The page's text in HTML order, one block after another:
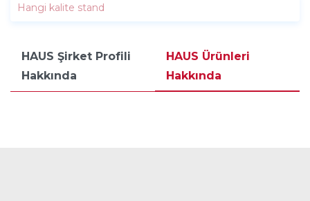
HAUS Şirket Profili
Hakkında
HAUS Ürünleri
Hakkında